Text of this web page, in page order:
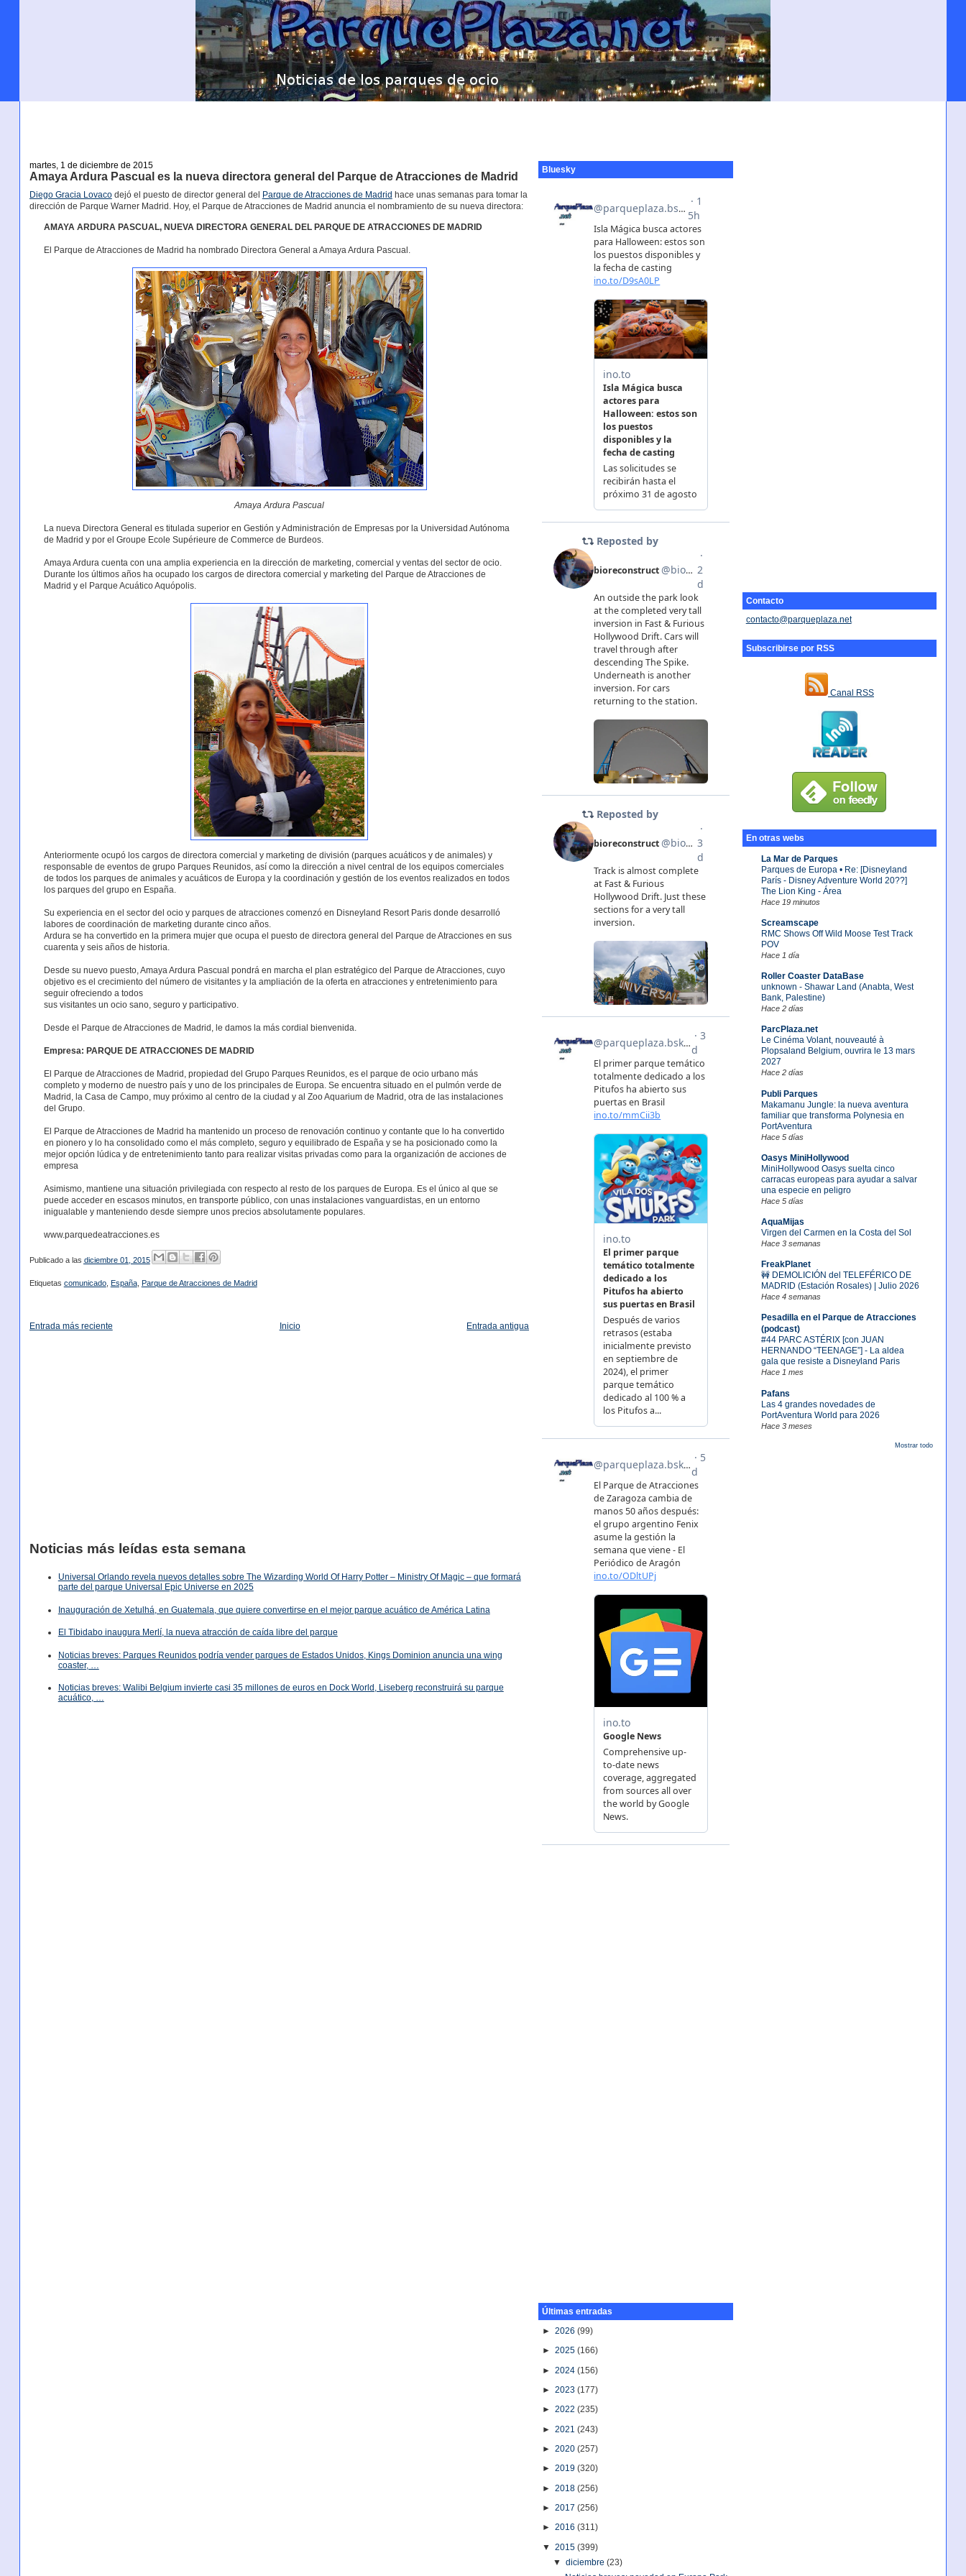
Contacto
contacto@parqueplaza.net
Subscribirse por RSS
Canal RSS
En otras webs
La Mar de Parques
Parques de Europa • Re: [Disneyland
París - Disney Adventure World 20??]
The Lion King - Área
Hace 19 minutos
Screamscape
RMC Shows Off Wild Moose Test Track
POV
Hace 1 día
Roller Coaster DataBase
unknown - Shawar Land (Anabta, West
Bank, Palestine)
Hace 2 días
ParcPlaza.net
Le Cinéma Volant, nouveauté à
Plopsaland Belgium, ouvrira le 13 mars
2027
Hace 2 días
Publi Parques
Makamanu Jungle: la nueva aventura
familiar que transforma Polynesia en
PortAventura
Hace 5 días
Oasys MiniHollywood
MiniHollywood Oasys suelta cinco
carracas europeas para ayudar a salvar
una especie en peligro
Hace 5 días
AquaMijas
Virgen del Carmen en la Costa del Sol
Hace 3 semanas
FreakPlanet
🚧 DEMOLICIÓN del TELEFÉRICO DE
MADRID (Estación Rosales) | Julio 2026
Hace 4 semanas
Pesadilla en el Parque de Atracciones
(podcast)
#44 PARC ASTÉRIX [con JUAN
HERNANDO “TEENAGE”] - La aldea
gala que resiste a Disneyland Paris
Hace 1 mes
Pafans
Las 4 grandes novedades de
PortAventura World para 2026
Hace 3 meses
Mostrar todo
martes, 1 de diciembre de 2015
Amaya Ardura Pascual es la nueva directora general del Parque de Atracciones de Madrid
Diego Gracia Lovacodejó el puesto de director general del Parque de Atracciones de Madrid hace unas semanas para tomar la
dirección de Parque Warner Madrid. Hoy, el Parque de Atracciones de Madrid anuncia el nombramiento de su nueva directora:
AMAYA ARDURA PASCUAL, NUEVA DIRECTORA GENERAL DEL PARQUE DE ATRACCIONES DE MADRID
El Parque de Atracciones de Madrid ha nombrado Directora General a Amaya Ardura Pascual.
Amaya Ardura Pascual
La nueva Directora General es titulada superior en Gestión y Administración de Empresas por la Universidad Autónoma
de Madrid y por el Groupe Ecole Supérieure de Commerce de Burdeos.
Amaya Ardura cuenta con una amplia experiencia en la dirección de marketing, comercial y ventas del sector de ocio.
Durante los últimos años ha ocupado los cargos de directora comercial y marketing del Parque de Atracciones de
Madrid y el Parque Acuático Aquópolis.
Anteriormente ocupó los cargos de directora comercial y marketing de división (parques acuáticos y de animales) y
responsable de eventos de grupo Parques Reunidos, así como la dirección a nivel central de los equipos comerciales
de todos los parques de animales y acuáticos de Europa y la coordinación y gestión de los eventos realizados en todos
los parques del grupo en España.
Su experiencia en el sector del ocio y parques de atracciones comenzó en Disneyland Resort Paris donde desarrolló
labores de coordinación de marketing durante cinco años.
Ardura se ha convertido en la primera mujer que ocupa el puesto de directora general del Parque de Atracciones en sus
cuarenta y seis años de historia.
Desde su nuevo puesto, Amaya Ardura Pascual pondrá en marcha el plan estratégico del Parque de Atracciones, cuyo
objetivo es el crecimiento del número de visitantes y la ampliación de la oferta en atracciones y entretenimiento para
seguir ofreciendo a todos
sus visitantes un ocio sano, seguro y participativo.
Desde el Parque de Atracciones de Madrid, le damos la más cordial bienvenida.
Empresa: PARQUE DE ATRACCIONES DE MADRID
El Parque de Atracciones de Madrid, propiedad del Grupo Parques Reunidos, es el parque de ocio urbano más
completo y moderno de nuestro país y uno de los principales de Europa. Se encuentra situado en el pulmón verde de
Madrid, la Casa de Campo, muy próximo al centro de la ciudad y al Zoo Aquarium de Madrid, otra de las instalaciones
del Grupo.
El Parque de Atracciones de Madrid ha mantenido un proceso de renovación continuo y contante que lo ha convertido
en pionero y lo ha consolidado como el más completo, seguro y equilibrado de España y se ha posicionado como la
mejor opción lúdica y de entretenimiento tanto para realizar visitas privadas como para la organización de acciones de
empresa
Asimismo, mantiene una situación privilegiada con respecto al resto de los parques de Europa. Es el único al que se
puede acceder en escasos minutos, en transporte público, con unas instalaciones vanguardistas, en un entorno
inigualable y manteniendo desde siempre unos precios absolutamente populares.
www.parquedeatracciones.es
Publicado a las diciembre 01, 2015
Etiquetas comunicado, España, Parque de Atracciones de Madrid
Entrada más reciente Entrada antigua
Inicio
Noticias más leídas esta semana
Universal Orlando revela nuevos detalles sobre The Wizarding World Of Harry Potter – Ministry Of Magic – que formará
parte del parque Universal Epic Universe en 2025
Inauguración de Xetulhá, en Guatemala, que quiere convertirse en el mejor parque acuático de América Latina
El Tibidabo inaugura Merlí, la nueva atracción de caída libre del parque
Noticias breves: Parques Reunidos podría vender parques de Estados Unidos, Kings Dominion anuncia una wing
coaster, …
Noticias breves: Walibi Belgium invierte casi 35 millones de euros en Dock World, Liseberg reconstruirá su parque
acuático, …
Bluesky
Últimas entradas
►2026(99)
►2025(166)
►2024(156)
►2023(177)
►2022(235)
►2021(243)
►2020(257)
►2019(320)
►2018(256)
►2017(256)
►2016(311)
▼2015(399)
▼diciembre(23)